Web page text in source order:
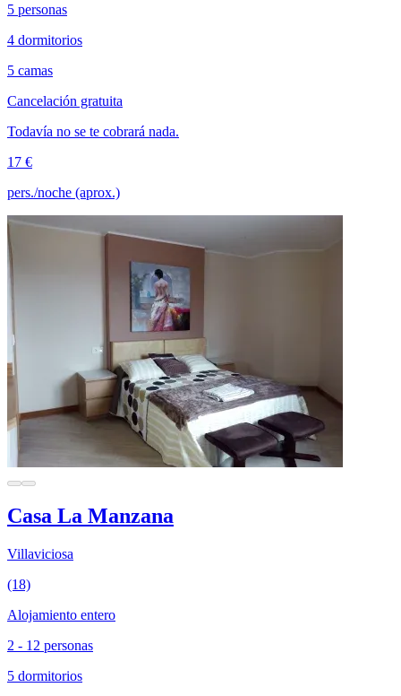
5 personas
4 dormitorios
5 camas
Cancelación gratuita
Todavía no se te cobrará nada.
17 €
pers./noche (aprox.)
Casa La Manzana
Villaviciosa
(18)
Alojamiento entero
2 - 12 personas
5 dormitorios